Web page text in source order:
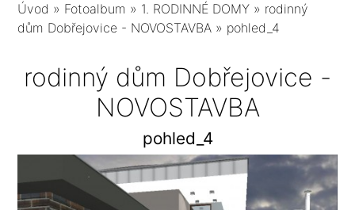
Úvod » Fotoalbum » 1. RODINNÉ DOMY » rodinný
dům Dobřejovice - NOVOSTAVBA » pohled_4
rodinný dům Dobřejovice -
NOVOSTAVBA
pohled_4